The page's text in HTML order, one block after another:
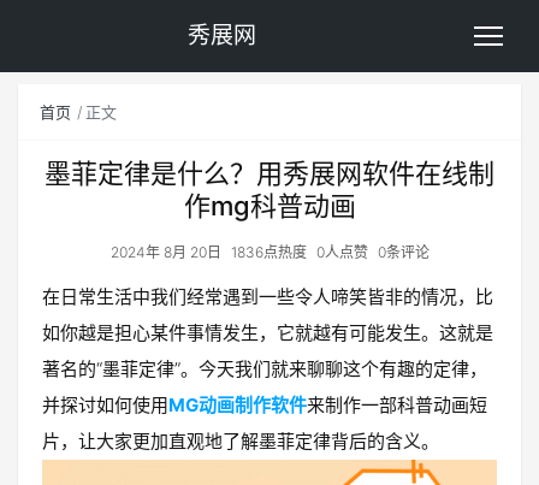
秀展网
首页 正文
墨菲定律是什么？用秀展网软件在线制
作mg科普动画
2024年 8月 20日 1836点热度 0人点赞 0条评论
在日常生活中我们经常遇到一些令人啼笑皆非的情况，比
如你越是担心某件事情发生，它就越有可能发生。这就是
著名的“墨菲定律”。今天我们就来聊聊这个有趣的定律，
并探讨如何使用MG动画制作软件来制作一部科普动画短
片，让大家更加直观地了解墨菲定律背后的含义。